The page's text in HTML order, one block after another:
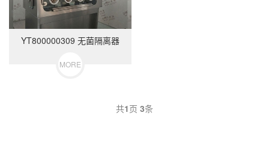
YT800000309 无菌隔离器
MORE
共1页 3条